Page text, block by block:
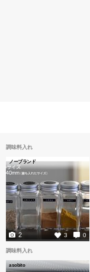
調味料入れ
ノーブランド
3 0
2
調味料入れ
asobito